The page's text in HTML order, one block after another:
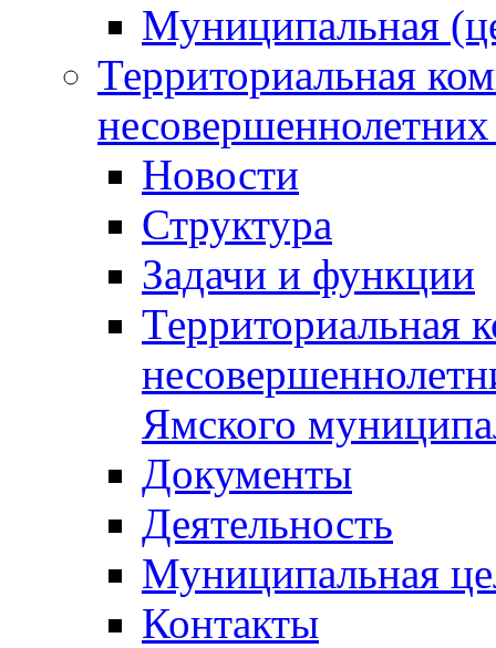
Муниципальная
Территориальная
Новости
Структура
Задачи и функции
Территориальная
Ямского
Документы
Деятельность
Муниципальная
Контакты